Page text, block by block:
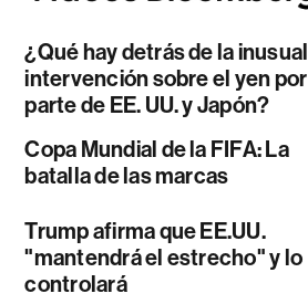
¿Qué hay detrás de la inusual
intervención sobre el yen por
parte de EE. UU. y Japón?
Copa Mundial de la FIFA: La
batalla de las marcas
Trump afirma que EE.UU.
"mantendrá el estrecho" y lo
controlará